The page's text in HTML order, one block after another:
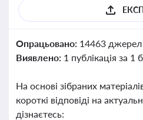
Опрацьовано: 14463 джерел
Виявлено: 1 публікація за 1
На основі зібраних
короткі відповіді на
дізнаєтесь: